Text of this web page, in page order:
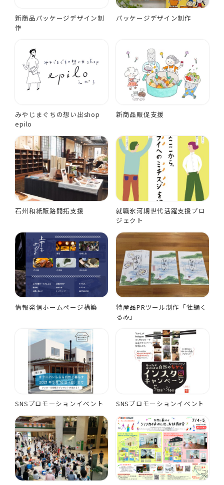
新商品パッケージデザイン制
作
パッケージデザイン制作
みやじまぐちの想い出shop
epilo
新商品販促支援
石州和紙販路開拓支援
就職氷河期世代活躍支援プロ
ジェクト
情報発信ホームページ構築
特産品PRツール制作「牡蠣く
るみ」
SNSプロモーションイベント SNSプロモーションイベント